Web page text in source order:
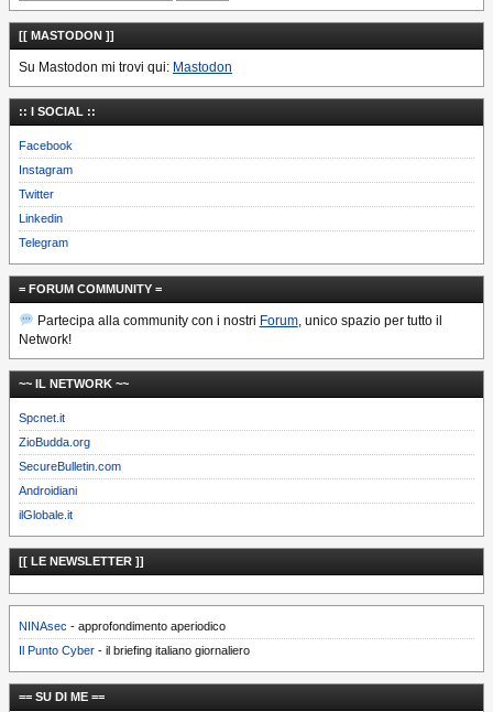
[[ MASTODON ]]
Su Mastodon mi trovi qui: Mastodon
:: I SOCIAL ::
Facebook
Instagram
Twitter
Linkedin
Telegram
= FORUM COMMUNITY =
Partecipa alla community con i nostri Forum, unico spazio per tutto il
Network!
~~ IL NETWORK ~~
Spcnet.it
ZioBudda.org
SecureBulletin.com
Androidiani
ilGlobale.it
[[ LE NEWSLETTER ]]
NINAsec - approfondimento aperiodico
Il Punto Cyber - il briefing italiano giornaliero
== SU DI ME ==